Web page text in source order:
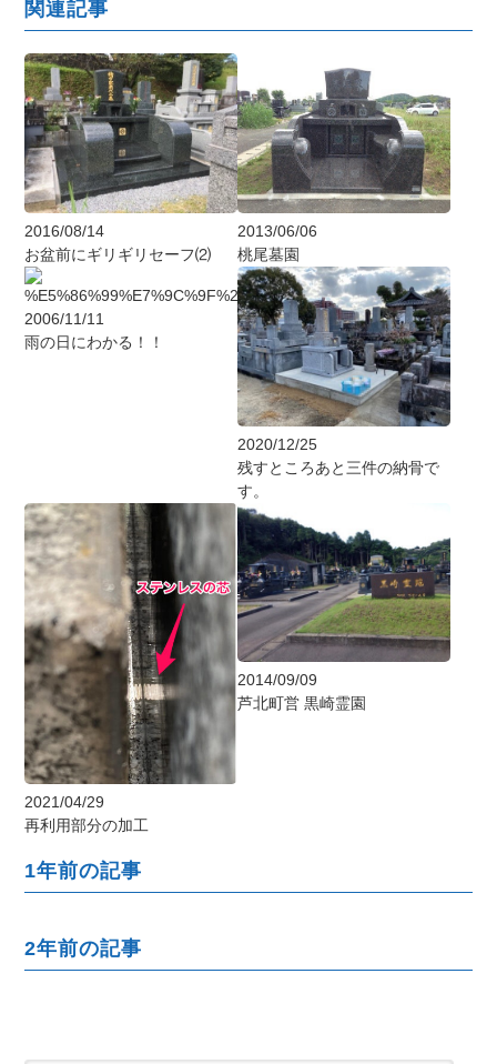
関連記事
2016/08/14
お盆前にギリギリセーフ⑵
2013/06/06
桃尾墓園
2006/11/11
雨の日にわかる！！
2020/12/25
残すところあと三件の納骨で
す。
2021/04/29
再利用部分の加工
2014/09/09
芦北町営 黒崎霊園
1年前の記事
2年前の記事